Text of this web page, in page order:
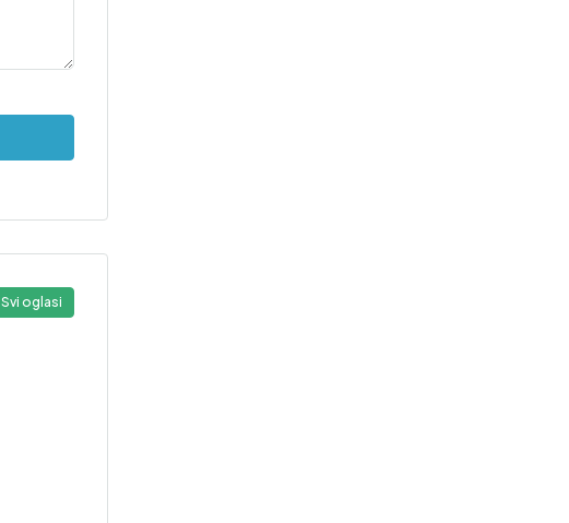
Svi oglasi